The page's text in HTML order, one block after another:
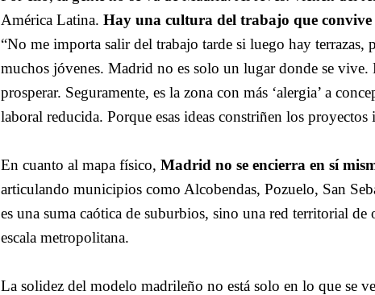
América Latina. Hay una cultura del trabajo que
“No me importa salir del trabajo tarde si luego hay terrazas,
muchos jóvenes. Madrid no es solo un lugar donde se
prosperar. Seguramente, es la zona con más ‘alergia’ a
laboral reducida. Porque esas ideas constriñen los
En cuanto al mapa físico, Madrid no se encierra en sí
articulando municipios como Alcobendas, Pozuelo, San
es una suma caótica de suburbios, sino una red territorial
escala metropolitana.
La solidez del modelo madrileño no está solo en lo que se